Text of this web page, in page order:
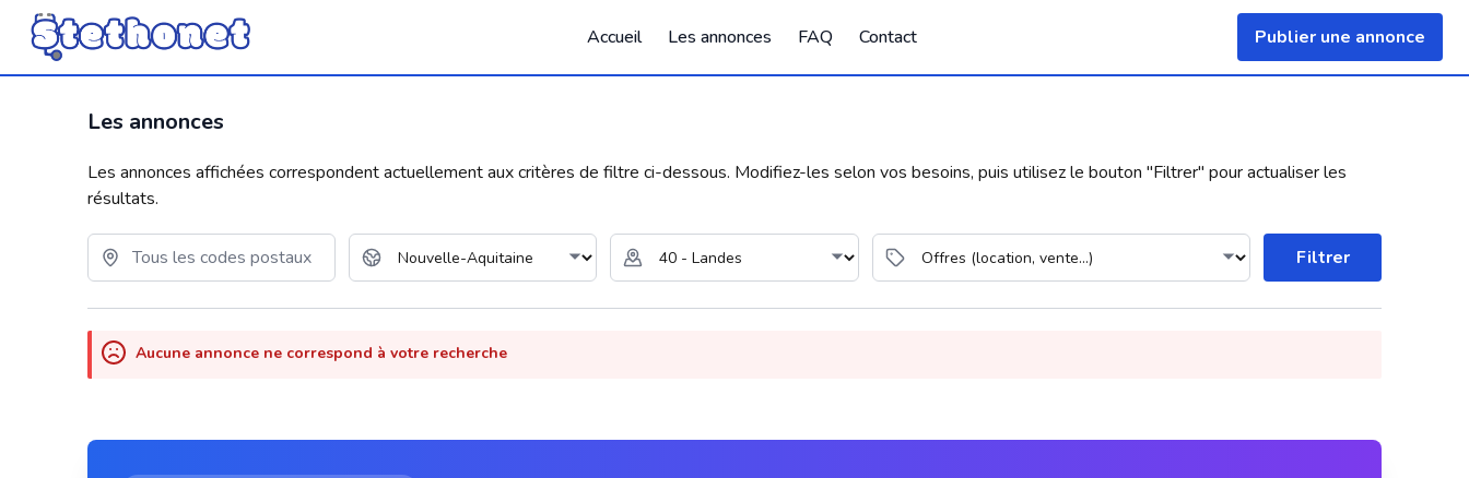
Publier une annonce
Accueil Les annonces FAQ Contact
Les annonces
Les annonces affichées correspondent actuellement aux critères de filtre ci-dessous. Modifiez-les selon vos besoins, puis utilisez le bouton "Filtrer" pour actualiser les
résultats.
Filtrer
Aucune annonce ne correspond à votre recherche